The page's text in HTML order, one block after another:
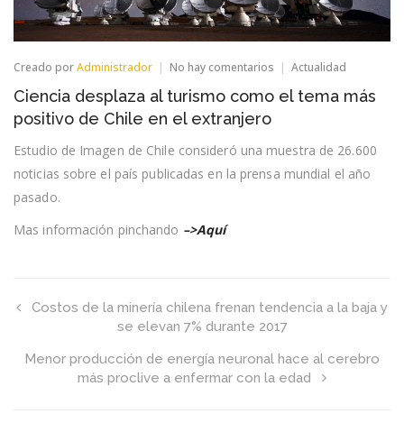
Creado porAdministrador No hay comentarios en
desplaza
como
el
tema
Actualidad
Ciencia desplaza al turismo como el tema más
positivo de Chile en el extranjero
Estudio de Imagen de Chile consideró una muestra de 26.600
noticias sobre el país publicadas en la prensa mundial el año
pasado.
Mas información pinchando –>Aquí
Costos de la minería chilena frenan tendencia a la baja y
se elevan 7% durante 2017
Menor producción de energía neuronal hace al cerebro
más proclive a enfermar con la edad